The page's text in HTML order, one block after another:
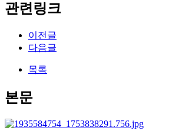
관련링크
이전글
다음글
목록
본문